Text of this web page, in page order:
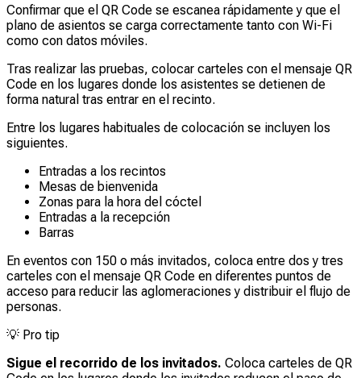
Confirmar que el QR Code se escanea rápidamente y que el
plano de asientos se carga correctamente tanto con Wi-Fi
como con datos móviles.
Tras realizar las pruebas, colocar carteles con el mensaje QR
Code en los lugares donde los asistentes se detienen de
forma natural tras entrar en el recinto.
Entre los lugares habituales de colocación se incluyen los
siguientes.
Entradas a los recintos
Mesas de bienvenida
Zonas para la hora del cóctel
Entradas a la recepción
Barras
En eventos con 150 o más invitados, coloca entre dos y tres
carteles con el mensaje QR Code en diferentes puntos de
acceso para reducir las aglomeraciones y distribuir el flujo de
personas.
💡 Pro tip
Sigue el recorrido de los invitados. Coloca carteles de QR